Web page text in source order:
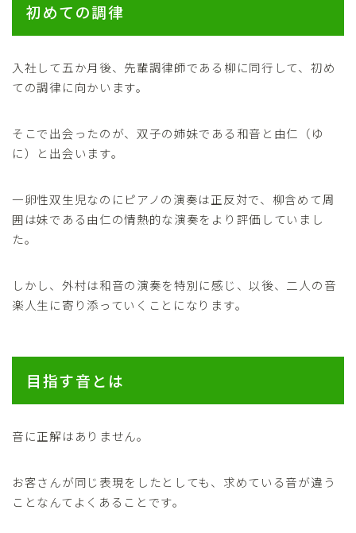
初めての調律
入社して五か月後、先輩調律師である柳に同行して、初め
ての調律に向かいます。
そこで出会ったのが、双子の姉妹である和音と由仁（ゆ
に）と出会います。
一卵性双生児なのにピアノの演奏は正反対で、柳含めて周
囲は妹である由仁の情熱的な演奏をより評価していまし
た。
しかし、外村は和音の演奏を特別に感じ、以後、二人の音
楽人生に寄り添っていくことになります。
目指す音とは
音に正解はありません。
お客さんが同じ表現をしたとしても、求めている音が違う
ことなんてよくあることです。